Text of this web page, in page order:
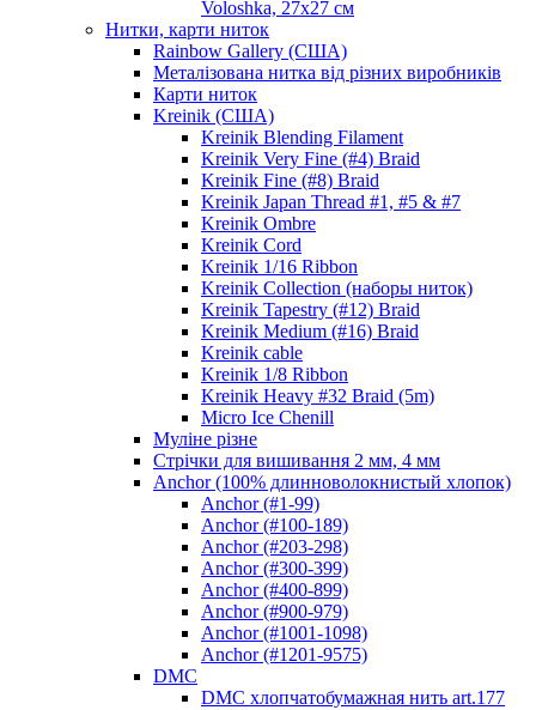
Voloshka, 27х27 см
Нитки, карти ниток
Rainbow Gallery (США)
Металізована нитка від різних виробників
Карти ниток
Kreinik (США)
Kreinik Blending Filament
Kreinik Very Fine (#4) Braid
Kreinik Fine (#8) Braid
Kreinik Japan Thread #1, #5 & #7
Kreinik Ombre
Kreinik Cord
Kreinik 1/16 Ribbon
Kreinik Collection (наборы ниток)
Kreinik Tapestry (#12) Braid
Kreinik Medium (#16) Braid
Kreinik cable
Kreinik 1/8 Ribbon
Kreinik Heavy #32 Braid (5m)
Micro Ice Chenill
Муліне різне
Стрічки для вишивання 2 мм, 4 мм
Anchor (100% длинноволокнистый хлопок)
Anchor (#1-99)
Anchor (#100-189)
Anchor (#203-298)
Anchor (#300-399)
Anchor (#400-899)
Anchor (#900-979)
Anchor (#1001-1098)
Anchor (#1201-9575)
DMC
DMC хлопчатобумажная нить art.177